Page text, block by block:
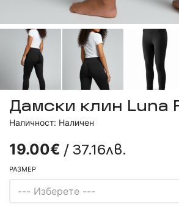
Дамски клин Luna
Наличност: Наличен
19.00€ / 37.16лв.
РАЗМЕР
--- Изберете ---